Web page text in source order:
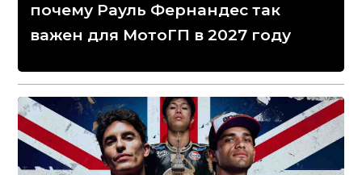
почему Рауль Фернандес так
важен для МотоГП в 2027 году